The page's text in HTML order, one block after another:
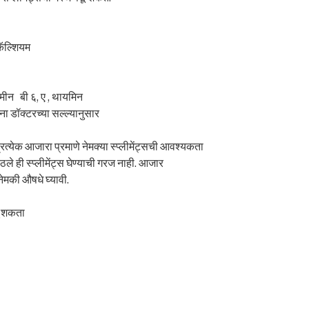
बी ६, ए , थायमिन
डॉक्टरच्या सल्ल्यानुसार
आजारा प्रमाणे नेमक्या स्प्लीमेंट्सची आवश्यकता
ही स्प्लीमेंट्स घेण्याची गरज नाही. आजार
औषधे घ्यावी.
शकता